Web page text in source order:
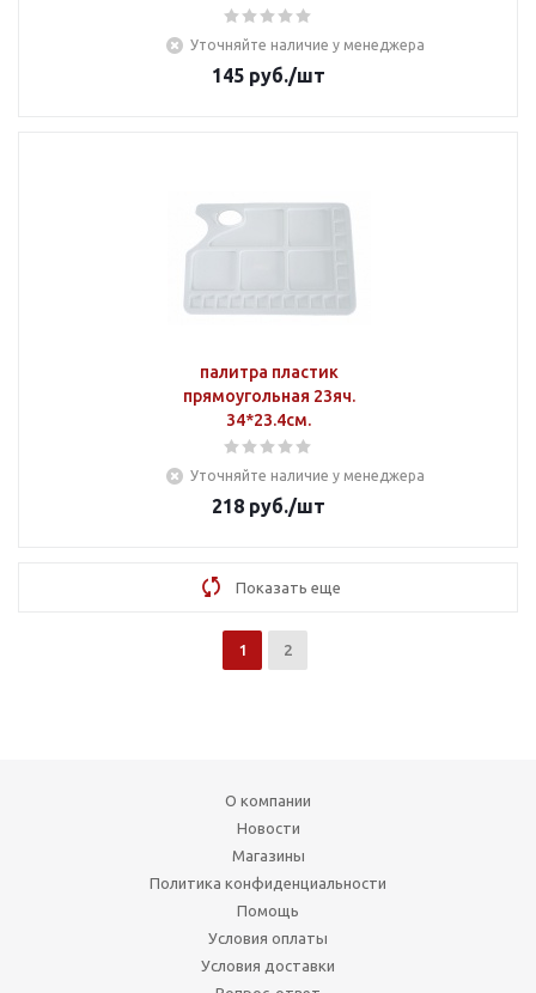
Уточняйте наличие у менеджера
145 руб./шт
палитра пластик
прямоугольная 23яч.
34*23.4см.
Уточняйте наличие у менеджера
218 руб./шт
Показать еще
1 2
О компании
Новости
Магазины
Политика конфиденциальности
Помощь
Условия оплаты
Условия доставки